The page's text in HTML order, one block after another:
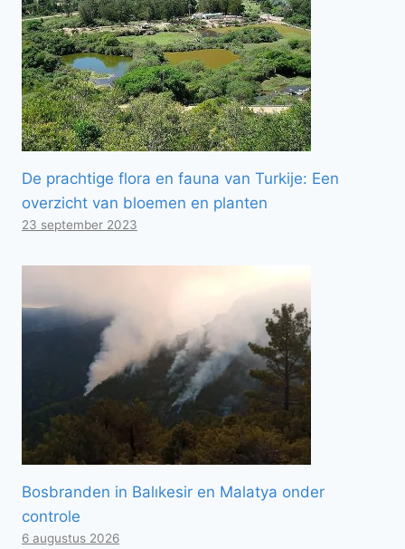
De prachtige flora en fauna van Turkije: Een
overzicht van bloemen en planten
23 september 2023
Bosbranden in Balıkesir en Malatya onder
controle
6 augustus 2026